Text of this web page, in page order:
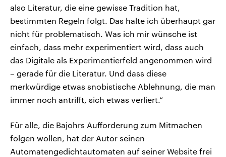
also Literatur, die eine gewisse Tradition hat,
bestimmten Regeln folgt. Das halte ich überhaupt gar
nicht für problematisch. Was ich mir wünsche ist
einfach, dass mehr experimentiert wird, dass auch
das Digitale als Experimentierfeld angenommen wird
– gerade für die Literatur. Und dass diese
merkwürdige etwas snobistische Ablehnung, die man
immer noch antrifft, sich etwas verliert.“
Für alle, die Bajohrs Aufforderung zum Mitmachen
folgen wollen, hat der Autor seinen
Automatengedichtautomaten auf seiner Website frei